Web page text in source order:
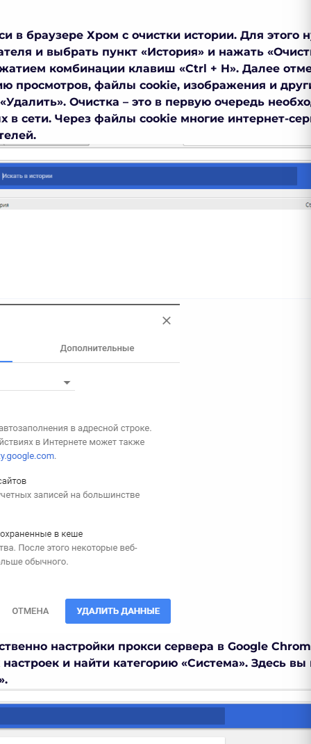
в браузере Хром с очистки истории. Для этого
и выбрать пункт «История» и нажать
комбинации клавиш «Ctrl + H». Далее
просмотров, файлы cookie, изображения и
Очистка – это в первую очередь
в сети. Через файлы cookie многие интернет-
настройки прокси сервера в Google
и найти категорию «Система». Здесь